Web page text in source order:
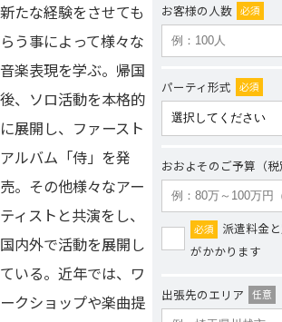
新たな経験をさせても
らう事によって様々な
音楽表現を学ぶ。帰国
後、ソロ活動を本格的
に展開し、ファースト
アルバム「侍」を発
売。その他様々なアー
ティストと共演をし、
国内外で活動を展開し
ている。近年では、ワ
ークショップや楽曲提
お客様の人数 必須
パーティ形式 必須
おおよそのご予算（税
必須
派遣料金
がかかります
出張先のエリア 任意